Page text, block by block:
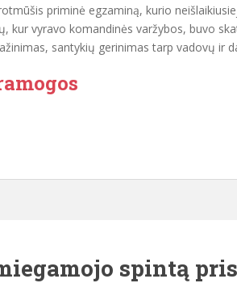
priminė egzaminą, kurio
kur vyravo komandinės varžybos, buvo
santykių gerinimas tarp vadovų ir
spintą